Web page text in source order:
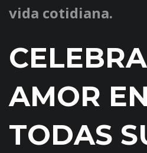
vida cotidiana.
AMOR EN
TODAS